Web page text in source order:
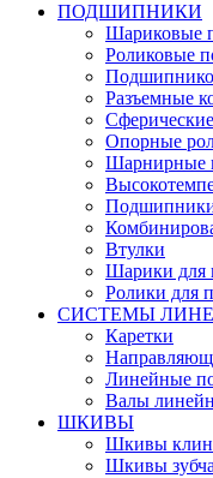
ПОДШИПНИКИ
Шариковые
Роликовые
Разъемные
Опорные
Шарнирные
Втулки
Шарики для
Ролики для
СИСТЕМЫ
Каретки
Линейные
Валы
ШКИВЫ
Шкивы
Шкивы